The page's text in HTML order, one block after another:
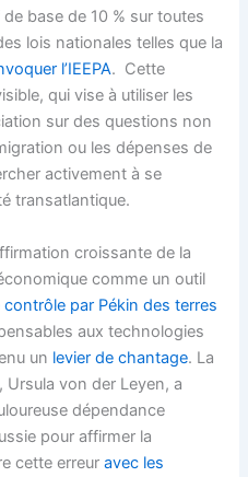
base de 10 % sur toutes
lois nationales telles que la
l’IEEPA. Cette
qui vise à utiliser les
sur des questions non
ou les dépenses de
activement à se
transatlantique.
croissante de la
comme un outil
contrôle par Pékin des terres
aux technologies
un levier de chantage. La
von der Leyen, a
dépendance
pour affirmer la
cette erreuravec les